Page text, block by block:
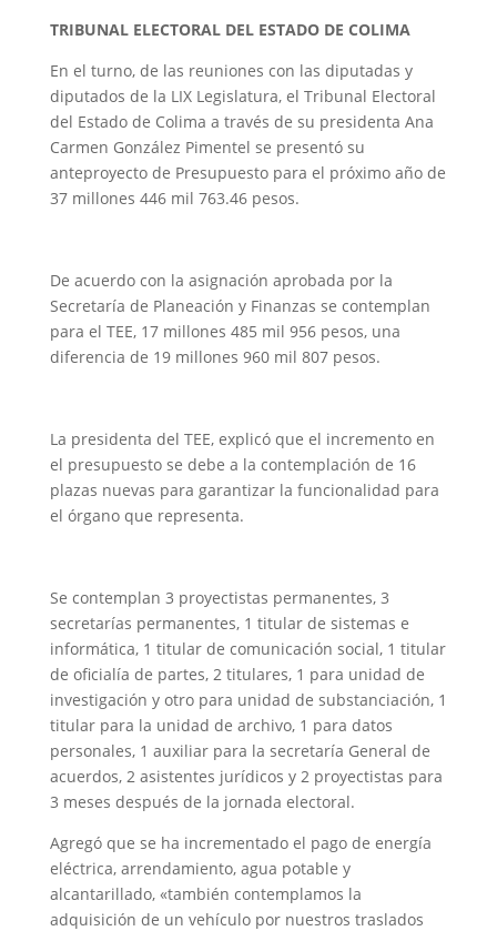
TRIBUNAL ELECTORAL DEL ESTADO DE COLIMA
En el turno, de las reuniones con las diputadas y
diputados de la LIX Legislatura, el Tribunal Electoral
del Estado de Colima a través de su presidenta Ana
Carmen González Pimentel se presentó su
anteproyecto de Presupuesto para el próximo año de
37 millones 446 mil 763.46 pesos.
De acuerdo con la asignación aprobada por la
Secretaría de Planeación y Finanzas se contemplan
para el TEE, 17 millones 485 mil 956 pesos, una
diferencia de 19 millones 960 mil 807 pesos.
La presidenta del TEE, explicó que el incremento en
el presupuesto se debe a la contemplación de 16
plazas nuevas para garantizar la funcionalidad para
el órgano que representa.
Se contemplan 3 proyectistas permanentes, 3
secretarías permanentes, 1 titular de sistemas e
informática, 1 titular de comunicación social, 1 titular
de oficialía de partes, 2 titulares, 1 para unidad de
investigación y otro para unidad de substanciación, 1
titular para la unidad de archivo, 1 para datos
personales, 1 auxiliar para la secretaría General de
acuerdos, 2 asistentes jurídicos y 2 proyectistas para
3 meses después de la jornada electoral.
Agregó que se ha incrementado el pago de energía
eléctrica, arrendamiento, agua potable y
alcantarillado, «también contemplamos la
adquisición de un vehículo por nuestros traslados